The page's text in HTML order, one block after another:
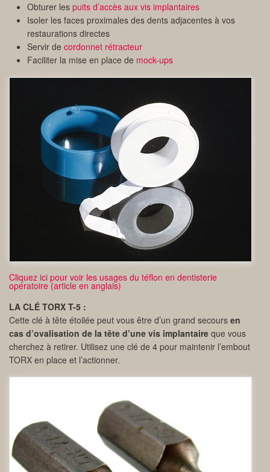
Obturer les puits d’accès aux vis implantaires
Isoler les faces proximales des dents adjacentes à vos
restaurations directes
Servir de cordonnet rétracteur
Faciliter la mise en place de mock-ups
Cliquez ici pour voir les usages du téflon en dentisterie
opératoire (article en anglais)
LA CLÉ TORX T-5 :
Cette clé à tête étoilée peut vous être d’un grand secours en
cas d’ovalisation de la tête d’une vis implantaire que vous
cherchez à retirer. Utilisez une clé de 4 pour maintenir l’embout
TORX en place et l’actionner.